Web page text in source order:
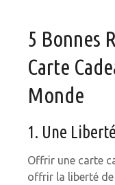
5 Bonnes
Carte
Monde
1. Une
Offrir une carte
offrir la liberté